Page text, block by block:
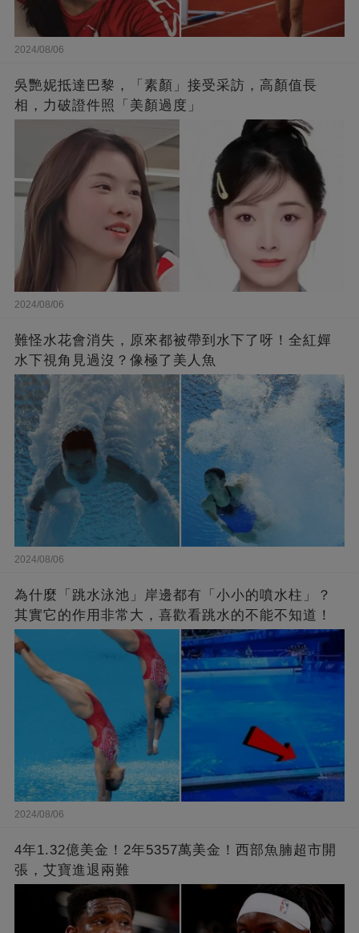
2024/08/06
吳艷妮抵達巴黎，「素顏」接受采訪，高顏值長
相，力破證件照「美顏過度」
2024/08/06
難怪水花會消失，原來都被帶到水下了呀！全紅嬋
水下視角見過沒？像極了美人魚
2024/08/06
為什麼「跳水泳池」岸邊都有「小小的噴水柱」？
其實它的作用非常大，喜歡看跳水的不能不知道！
2024/08/06
4年1.32億美金！2年5357萬美金！西部魚腩超市開
張，艾寶進退兩難